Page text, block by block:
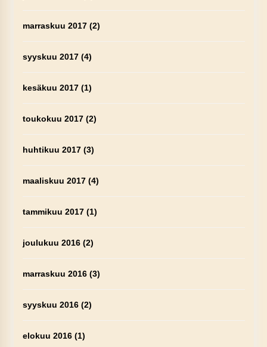
marraskuu 2017(2)
syyskuu 2017(4)
kesäkuu 2017(1)
toukokuu 2017(2)
huhtikuu 2017(3)
maaliskuu 2017(4)
tammikuu 2017(1)
joulukuu 2016(2)
marraskuu 2016(3)
syyskuu 2016(2)
elokuu 2016(1)